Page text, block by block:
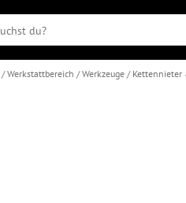
Werkstattbereich Werkzeuge Kettennieter